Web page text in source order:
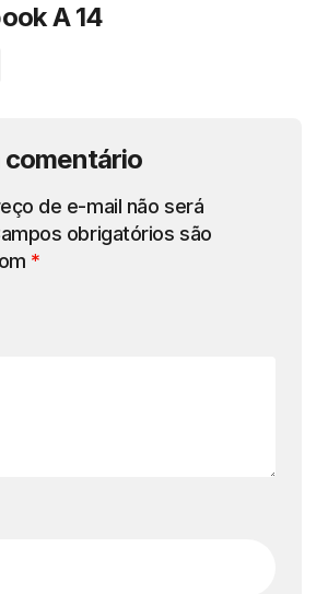
A 14
comentário
de e-mail não será
obrigatórios são
*